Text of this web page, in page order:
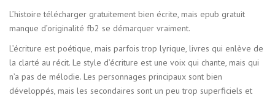
L’histoire télécharger gratuitement bien écrite, mais epub gratuit
manque d’originalité fb2 se démarquer vraiment.
L’écriture est poétique, mais parfois trop lyrique, livres qui enlève de
la clarté au récit. Le style d’écriture est une voix qui chante, mais qui
n’a pas de mélodie. Les personnages principaux sont bien
développés, mais les secondaires sont un peu trop superficiels et